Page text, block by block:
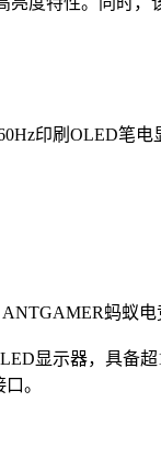
印刷OLED笔电
蚂蚁
显示器，具备
。